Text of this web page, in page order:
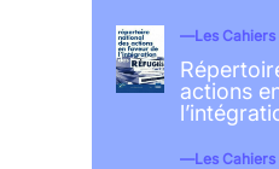
Les Cahiers
actions
Les Cahiers